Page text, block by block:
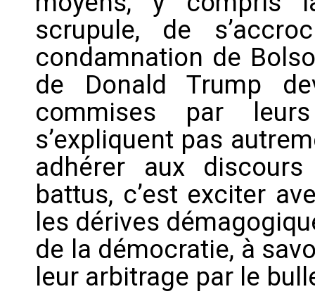
scrupule, de
condamnation de
de Donald Trump
commises par
s’expliquent pas
adhérer aux
battus, c’est exciter
les dérives
de la démocratie, à
leur arbitrage par le